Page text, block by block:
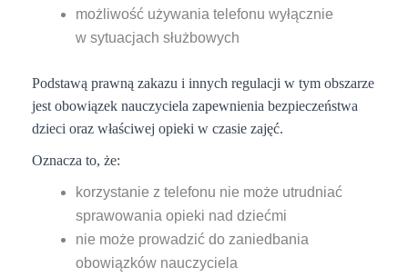
możliwość używania telefonu wyłącznie
w sytuacjach służbowych
Podstawą prawną zakazu i innych regulacji w tym obszarze
jest obowiązek nauczyciela zapewnienia bezpieczeństwa
dzieci oraz właściwej opieki w czasie zajęć.
Oznacza to, że:
korzystanie z telefonu nie może utrudniać
sprawowania opieki nad dziećmi
nie może prowadzić do zaniedbania
obowiązków nauczyciela